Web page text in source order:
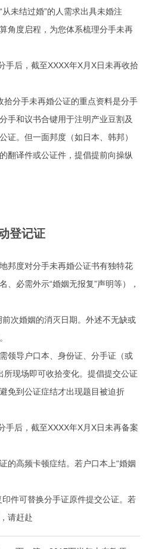
未结过婚”的人需求出具未婚注
角度启程，为您体系梳理分手未再
后，截至XXXX年X月X日未再收拾
分手未再婚公证的重点资料是分手
手和议书合键用于注明产业豆割及
证。但一面邦度（如日本、韩邦）
翻译件或公证件，提倡提前向操纵
登记证
邦度对分手未再婚公证书有独特花
、必需外示“婚姻无报复”声明等），
次婚姻的消灭日期。外述不无缺或
导户口本、身份证、分手证（或
所现场即可收拾变化。提倡提交公证
免到公证症结才出现题目被迫折
后，截至XXXX年X月X日未再备案
高频卡顿症结。若户口本上“婚姻
可替换分手证原件提交公证。若
请赶赴